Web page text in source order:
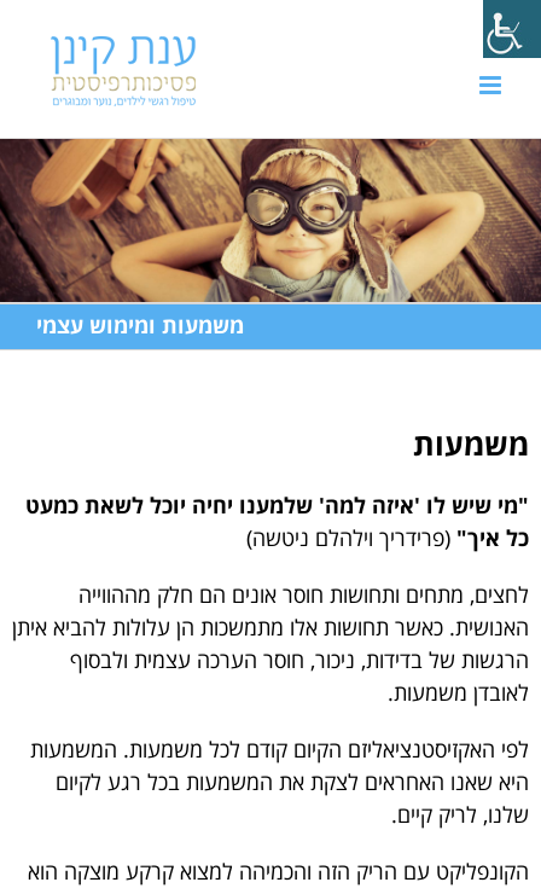
משמעות ומימוש עצמי
משמעות
"מי שיש לו 'איזה למה' שלמענו יחיה יוכל לשאת כמעט
כל איך" (פרידריך וילהלם ניטשה)
לחצים, מתחים ותחושות חוסר אונים הם חלק מההווייה
האנושית. כאשר תחושות אלו מתמשכות הן עלולות להביא איתן
הרגשות של בדידות, ניכור, חוסר הערכה עצמית ולבסוף
לאובדן משמעות.
לפי האקזיסטנציאליזם הקיום קודם לכל משמעות. המשמעות
היא שאנו האחראים לצקת את המשמעות בכל רגע לקיום
שלנו, לריק קיים.
הקונפליקט עם הריק הזה והכמיהה למצוא קרקע מוצקה הוא